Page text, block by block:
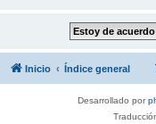
Inicio Índice general
Desarrollado por